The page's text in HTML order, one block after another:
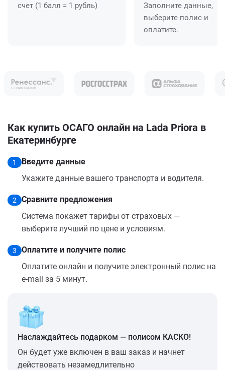
счет (1 балл = 1 рубль)
Заполните данные,
выберите полис и
оплатите.
Как купить ОСАГО онлайн на Lada Priora в
Екатеринбурге
1
Введите данные
Укажите данные вашего транспорта и водителя.
2
Сравните предложения
Система покажет тарифы от страховых —
выберите лучший по цене и условиям.
3
Оплатите и получите полис
Оплатите онлайн и получите электронный полис на
e-mail за 5 минут.
Наслаждайтесь подарком — полисом КАСКО!
Он будет уже включен в ваш заказ и начнет
действовать незамедлительно